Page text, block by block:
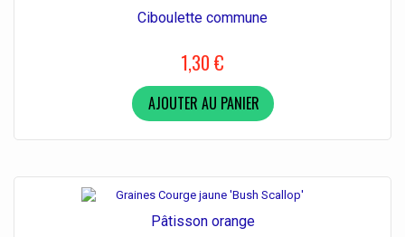
Ciboulette commune
1,30 €
AJOUTER AU PANIER
Pâtisson orange